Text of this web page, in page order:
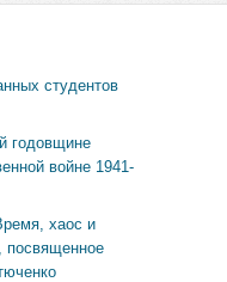
студентов
годовщине
войне 1941-
хаос и
посвященное